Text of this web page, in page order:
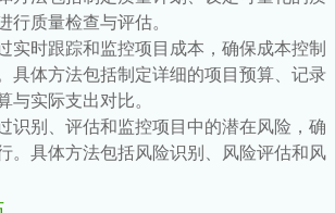
行质量检查与评估。
实时跟踪和监控项目成本，确保成本控制
具体方法包括制定详细的项目预算、记录
与实际支出对比。
识别、评估和监控项目中的潜在风险，确
。具体方法包括风险识别、风险评估和风